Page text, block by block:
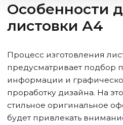
Особенности
листовки А4
Процесс изготовления
предусматривает подбор
информации и
проработку дизайна. На
стильное оригинальное
будет привлекать